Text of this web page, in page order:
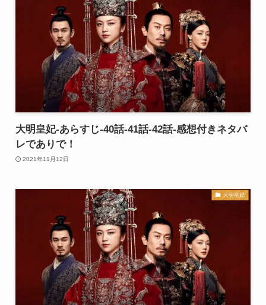
大明皇妃-あらすじ-40話-41話-42話-感想付きネタバ
レでありで！
2021年11月12日
大明皇妃